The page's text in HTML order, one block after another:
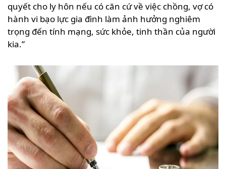
quyết cho ly hôn nếu có căn cứ về việc chồng, vợ có
hành vi bạo lực gia đình làm ảnh hưởng nghiêm
trọng đến tính mạng, sức khỏe, tinh thần của người
kia.”